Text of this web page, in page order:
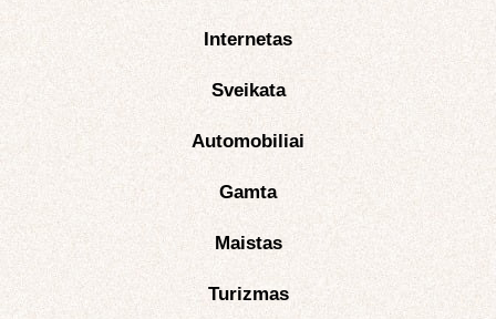
Internetas
Sveikata
Automobiliai
Gamta
Maistas
Turizmas